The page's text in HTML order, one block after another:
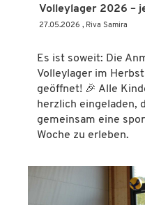
Volleylager 2026 –
27.05.2026 , Riva Samira
Es ist soweit: Die
Volleylager im
geöffnet! 🎉 Alle
herzlich eingeladen,
gemeinsam eine
Woche zu erleben.